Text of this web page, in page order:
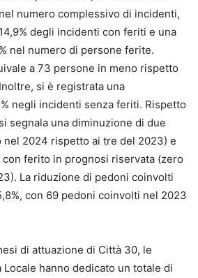
nel numero complessivo di incidenti,
degli incidenti con feriti e una
nel numero di persone ferite.
a 73 persone in meno rispetto
si è registrata una
negli incidenti senza feriti. Rispetto
segnala una diminuzione di due
2024 rispetto ai tre del 2023) e
ferito in prognosi riservata (zero
La riduzione di pedoni coinvolti
con 69 pedoni coinvolti nel 2023
di attuazione di Città 30, le
hanno dedicato un totale di